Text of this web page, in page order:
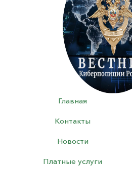
Главная
Контакты
Новости
Платные услуги